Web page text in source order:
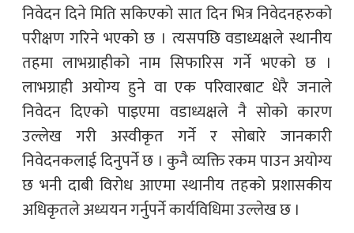
निवेदन दिने मिति सकिएको सात दिन भित्र निवेदनहरुको
परीक्षण गरिने भएको छ । त्यसपछि वडाध्यक्षले स्थानीय
तहमा लाभग्राहीको नाम सिफारिस गर्ने भएको छ ।
लाभग्राही अयोग्य हुने वा एक परिवारबाट धेरै जनाले
निवेदन दिएको पाइएमा वडाध्यक्षले नै सोको कारण
उल्लेख गरी अस्वीकृत गर्ने र सोबारे जानकारी
निवेदनकलाई दिनुपर्ने छ । कुनै व्यक्ति रकम पाउन अयोग्य
छ भनी दाबी विरोध आएमा स्थानीय तहको प्रशासकीय
अधिकृतले अध्ययन गर्नुपर्ने कार्यविधिमा उल्लेख छ ।